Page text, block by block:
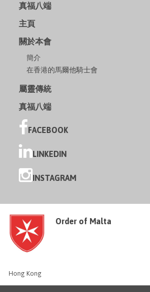
真福八端
主頁
關於本會
簡介
在香港的馬爾他騎士會
屬靈傳統
真福八端
FACEBOOK
LINKEDIN
INSTAGRAM
Order of Malta
Hong Kong